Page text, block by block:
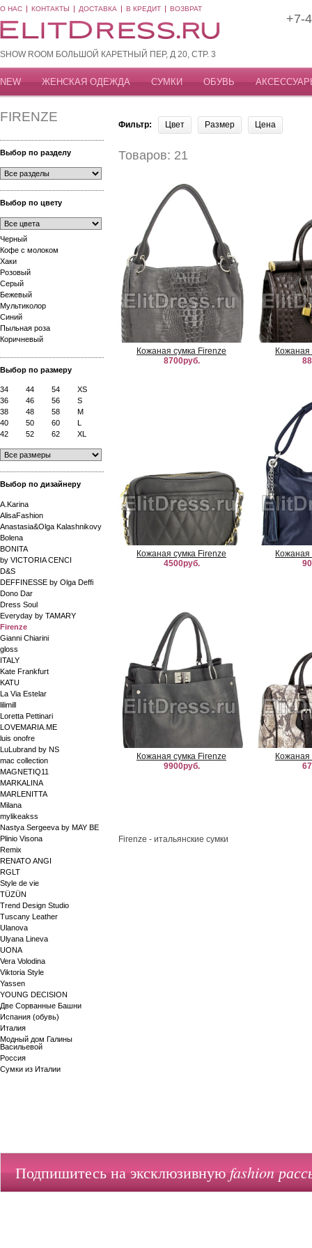
О НАС КОНТАКТЫ ДОСТАВКА В КРЕДИТ ВОЗВРАТ
SHOW ROOM БОЛЬШОЙ КАРЕТНЫЙ ПЕР, Д 20, СТР. 3
+7-
NEW ЖЕНСКАЯ ОДЕЖДА СУМКИ ОБУВЬ
FIRENZE
Выбор по разделу
Выбор по цвету
Черный
Кофе с молоком
Хаки
Розовый
Серый
Бежевый
Мультиколор
Синий
Пыльная роза
Коричневый
Выбор по размеру
34 44 54
XS
36
46 56
S
38
48 58
M
40
50 60
L
42
52 62 XL
Выбор по дизайнеру
A.Karina
AlisaFashion
Anastasia&Olga Kalashnikovy
Bolena
BONITA
by VICTORIA CENCI
D&S
DEFFINESSE by Olga Deffi
Dono Dar
Dress Soul
Everyday by TAMARY
Firenze
Gianni Chiarini
gloss
ITALY
Kate Frankfurt
KATU
La Via Estelar
lilimill
Loretta Pettinari
LOVEMARIA.ME
luis onofre
LuLubrand by NS
mac collection
MAGNETIQ11
MARKALINA
MARLENITTA
Milana
mylikeakss
Nastya Sergeeva by MAY BE
Plinio Visona
Remix
RENATO ANGI
RGLT
Style de vie
TÜZÜN
Trend Design Studio
Tuscany Leather
Ulanova
Ulyana Lineva
UONA
Vera Volodina
Viktoria Style
Yassen
YOUNG DECISION
Две Сорванные Башни
Испания (обувь)
Италия
Модный дом Галины
Васильевой
Россия
Сумки из Италии
Фильтр: Цвет Размер Цена
Товаров: 21
Кожаная сумка Firenze
8700руб.
Кожаная
Кожаная сумка Firenze
4500руб.
Кожаная
Кожаная сумка Firenze
9900руб.
Кожаная
Firenze - итальянские сумки
Подпишитесь на эксклюзивнуюfashion